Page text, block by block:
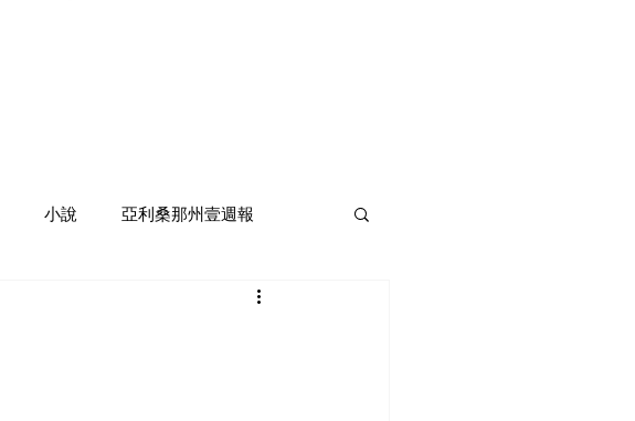
小說 亞利桑那州壹週報